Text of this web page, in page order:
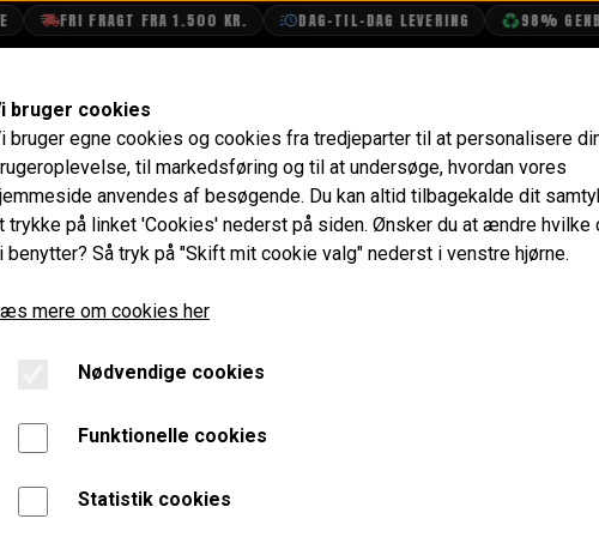
FRI FRAGT FRA 1.500 KR. DAG-TIL-DAG LEVERING 98%
Motor Maling Sort, Spray, 400ml
Motor Maling Sort, Spray,
Varenummer: CCEP4
Høj kvalitets maling der har en tørre tid på omkring 2
Spray bør omrystes i minimum 2 minutter før brug, for at
Bør holdes på 10-20 cm. afstand mens der sprayes i en
bruger cookies
bruger egne cookies og cookies fra tredjeparter til at personalisere
til markedsføring og til at undersøge, hvordan vores
anvendes af besøgende. Du kan altid tilbagekalde dit
trykke på linket 'Cookies' nederst på siden. Ønsker du at ændre hvilke
benytter? Så tryk på "Skift mit cookie valg" nederst i venstre hjørne.
mere om cookies her
Nødvendige cookies
Funktionelle cookies
Statistik cookies